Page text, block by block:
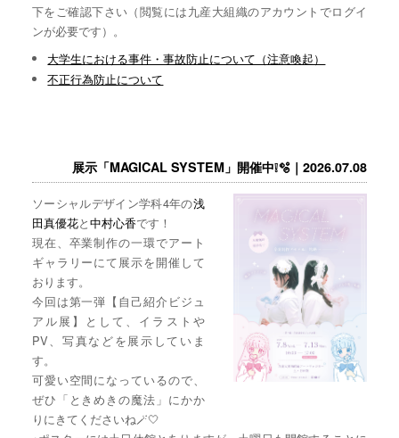
下をご確認下さい（閲覧には九産大組織のアカウントでログイ
ンが必要です）。
大学生における事件・事故防止について（注意喚起）
不正行為防止について
展示「MAGICAL SYSTEM」開催中❕🫧｜2026.07.08
ソーシャルデザイン学科4年の浅
田真優花と中村心香です！
現在、卒業制作の一環でアート
ギャラリーにて展示を開催して
おります。
今回は第一弾【自己紹介ビジュ
アル展】として、イラストや
PV、写真などを展示していま
す。
可愛い空間になっているので、
ぜひ「ときめきの魔法」にかか
りにきてくださいね🪄🤍